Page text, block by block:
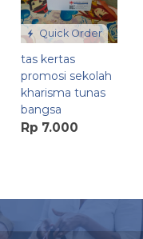
Quick Order
tas kertas
promosi sekolah
kharisma tunas
bangsa
Rp 7.000